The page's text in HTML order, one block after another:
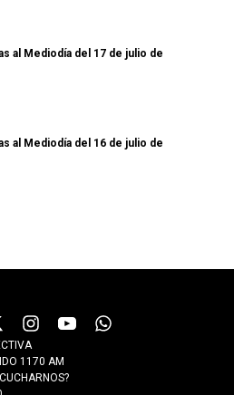
al Mediodía del 17 de julio de
al Mediodía del 16 de julio de
1170 AM